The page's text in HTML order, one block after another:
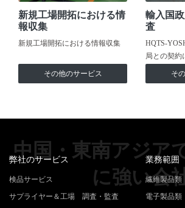
新規工場開拓における情
報収集
新規工場開拓における情報収集
その他のサービス
輸入国
査
HQTS-
局との契約
そ
中国・東南アジア
に強い会
弊社のサービス
検品サービス
サプライヤー＆工場 調査・監査
業務範囲
繊維製品類
電子製品類